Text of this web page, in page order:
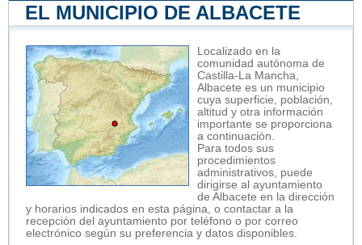
EL MUNICIPIO DE ALBACETE
Localizado en la
comunidad autónoma de
Castilla-La Mancha,
Albacete es un municipio
cuya superficie, población,
altitud y otra información
importante se proporciona
a continuación.
Para todos sus
procedimientos
administrativos, puede
dirigirse al ayuntamiento
de Albacete en la dirección
y horarios indicados en esta página, o contactar a la
recepción del ayuntamiento por teléfono o por correo
electrónico según su preferencia y datos disponibles.